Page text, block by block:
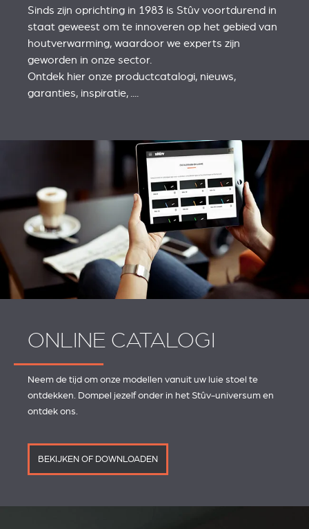
Sinds zijn oprichting in 1983 is Stûv voortdurend in
staat geweest om te innoveren op het gebied van
houtverwarming, waardoor we experts zijn
geworden in onze sector.
Ontdek hier onze productcatalogi, nieuws,
garanties, inspiratie, ....
ONLINE CATALOGI
Neem de tijd om onze modellen vanuit uw luie stoel te
ontdekken. Dompel jezelf onder in het Stûv-universum en
ontdek ons.
BEKIJKEN OF DOWNLOADEN